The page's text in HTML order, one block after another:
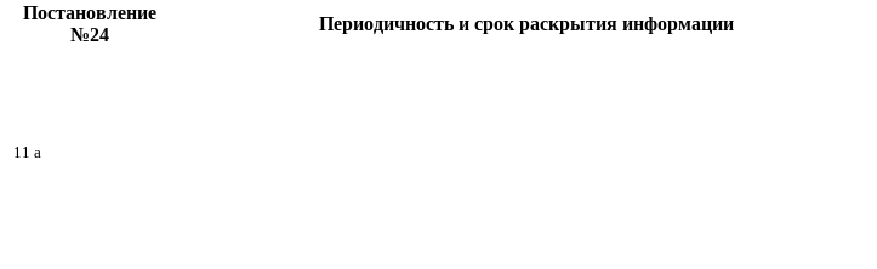
Постановление
№24
Периодичность и срок раскрытия информации
11 а